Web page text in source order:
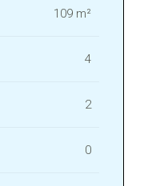
109 m²
4
2
0